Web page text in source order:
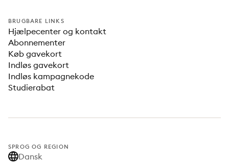
BRUGBARE LINKS
Hjælpecenter og kontakt
Abonnementer
Køb gavekort
Indløs gavekort
Indløs kampagnekode
Studierabat
SPROG OG REGION
Dansk